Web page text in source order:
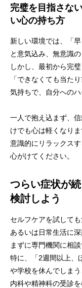
完璧を目指さな
い心の持ち方
新しい環境では、「
と意気込み、無意識
しかし、最初から完
「できなくても当た
気持ちで、自分への
一人で抱え込まず、
けでも心は軽くなりま
意識的にリラックス
心がけてください。
つらい症状が
検討しよう
セルフケアを試して
あるいは日常生活に
まずに専門機関に相
特に、「2週間以上、
や学校を休んでしま
内科や精神科の受診を